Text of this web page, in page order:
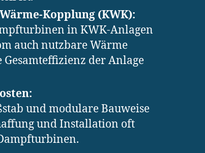
Kopplung (KWK):
in KWK-Anlagen
auch nutzbare Wärme
der Anlage
und modulare Bauweise
und Installation oft